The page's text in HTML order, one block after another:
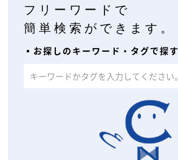
フリーワードで
簡単検索ができます。
▪︎お探しのキーワード・タグで探す